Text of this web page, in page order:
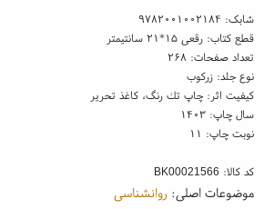
شابک: ۹۷۸۲۰۰۱۰۰۲۱۸۴
قطع کتاب: رقعی ۱۵*۲۱ سانتیمتر
تعداد صفحات: ۲۶۸
نوع جلد: زرکوب
کیفیت اثر: چاپ تك رنگ، کاغذ تحریر
سال چاپ: ۱۴۰۳
نوبت چاپ: ۱۱
کد کالا: BK00021566
موضوعات اصلی: روانشناسی